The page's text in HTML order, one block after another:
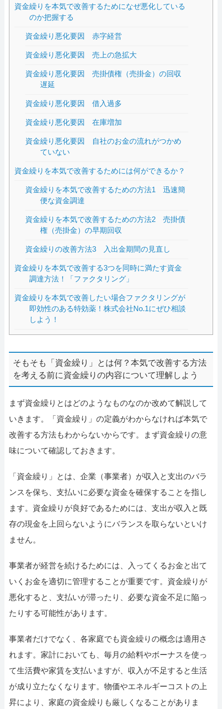
資金繰りを本気で改善するためになぜ悪化している
のか把握する
資金繰り悪化要因 赤字経営
資金繰り悪化要因 売上の急拡大
資金繰り悪化要因 売掛債権（売掛金）の回収
遅延
資金繰り悪化要因 借入過多
資金繰り悪化要因 在庫増加
資金繰り悪化要因 自社のお金の流れがつかめ
ていない
資金繰りを本気で改善するためには何ができるか？
資金繰りを本気で改善するための方法1 迅速簡
便な資金調達
資金繰りを本気で改善するための方法2 売掛債
権（売掛金）の早期回収
資金繰りの改善方法3 入出金期間の見直し
資金繰りを本気で改善する3つを同時に満たす資金
調達方法！「ファクタリング」
資金繰りを本気で改善したい場合ファクタリングが
即効性のある特効薬！株式会社No.1にぜひ相談
しよう！
そもそも「資金繰り」とは何？本気で改善する方法
を考える前に資金繰りの内容について理解しよう
まず資金繰りとはどのようなものなのか改めて解説して
いきます。「資金繰り」の定義がわからなければ本気で
改善する方法もわからないからです。まず資金繰りの意
味について確認しておきます。
「資金繰り」とは、企業（事業者）が収入と支出のバラ
ンスを保ち、支払いに必要な資金を確保することを指し
ます。資金繰りが良好であるためには、支出が収入と既
存の現金を上回らないようにバランスを取らないといけ
ません。
事業者が経営を続けるためには、入ってくるお金と出て
いくお金を適切に管理することが重要です。資金繰りが
悪化すると、支払いが滞ったり、必要な資金不足に陥っ
たりする可能性があります。
事業者だけでなく、各家庭でも資金繰りの概念は適用さ
れます。家計においても、毎月の給料やボーナスを使っ
て生活費や家賃を支払いますが、収入が不足すると生活
が成り立たなくなります。物価やエネルギーコストの上
昇により、家庭の資金繰りも厳しくなることがありま